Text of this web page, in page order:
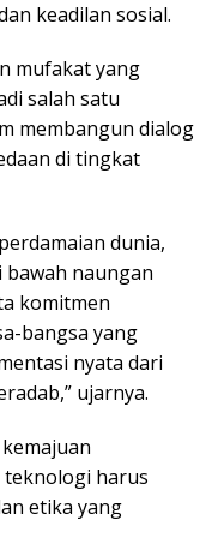
keadilan sosial.
mufakat yang
salah satu
membangun dialog
di tingkat
dunia,
naungan
komitmen
bangsa yang
nyata dari
ujarnya.
harus
etika yang